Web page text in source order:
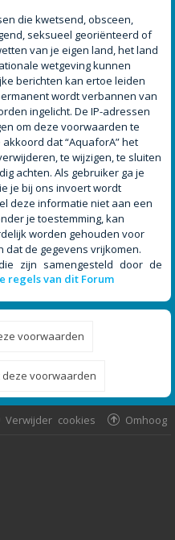
die kwetsend, obsceen,
seksueel georiënteerd of
van je eigen land, het land
wetgeving kunnen
berichten kan ertoe leiden
wordt verbannen van
ingelicht. De IP-adressen
om deze voorwaarden te
dat “AquaforA” het
te wijzigen, te sluiten
achten. Als gebruiker ga je
je bij ons invoert wordt
deze informatie niet aan een
je toestemming, kan
worden gehouden voor
dat de gegevens vrijkomen.
zijn samengesteld door de
regels van dit Forum
Omhoog
Verwijder cookies